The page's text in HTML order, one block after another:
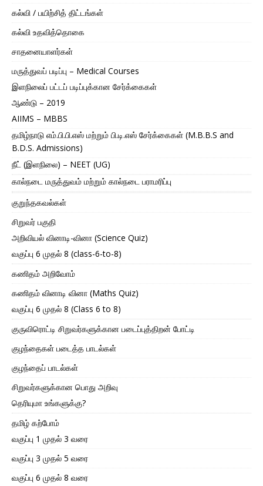
கல்வி / பயிற்சித் திட்டங்கள்
கல்வி உதவித்தொகை
சாதனையாளர்கள்
மருத்துவப் படிப்பு – Medical Courses
இளநிலைப் பட்டப் படிப்புக்கான சேர்க்கைகள்
ஆண்டு – 2019
AIIMS – MBBS
தமிழ்நாடு எம்.பி.பி.எஸ் மற்றும் பி.டி.எஸ் சேர்க்கைகள் (M.B.B.S and
B.D.S. Admissions)
நீட் (இளநிலை) – NEET (UG)
கால்நடை மருத்துவம் மற்றும் கால்நடை பராமரிப்பு
குறுந்தகவல்கள்
சிறுவர் பகுதி
அறிவியல் வினாடி-வினா (Science Quiz)
வகுப்பு 6 முதல் 8 (class-6-to-8)
கணிதம் அறிவோம்
கணிதம் வினாடி வினா (Maths Quiz)
வகுப்பு 6 முதல் 8 (Class 6 to 8)
குருவிரொட்டி சிறுவர்களுக்கான படைப்புத்திறன் போட்டி
குழந்தைகள் படைத்த பாடல்கள்
குழந்தைப் பாடல்கள்
சிறுவர்களுக்கான பொது அறிவு
தெரியுமா உங்களுக்கு?
தமிழ் கற்போம்
வகுப்பு 1 முதல் 3 வரை
வகுப்பு 3 முதல் 5 வரை
வகுப்பு 6 முதல் 8 வரை